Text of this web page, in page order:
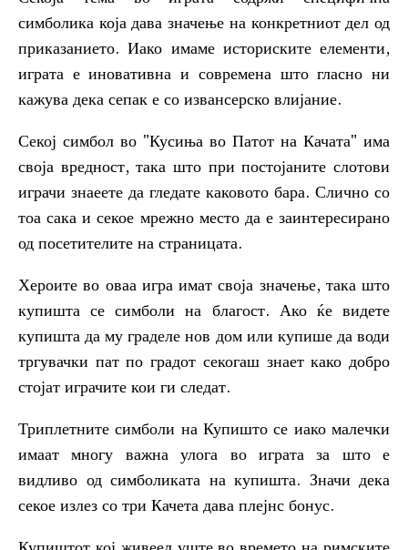
симболика која дава значење на конкретниот дел од
приказанието. Иако имаме историските елементи,
играта е иновативна и современа што гласно ни
кажува дека сепак е со извансерско влијание.
Секој симбол во "Кусиња во Патот на Качата" има
своја вредност, така што при постојаните слотови
играчи знаеете да гледате каковото бара. Слично со
тоа сака и секое мрежно место да е заинтересирано
од посетителите на страницата.
Хероите во оваа игра имат своја значење, така што
купишта се симболи на благост. Ако ќе видете
купишта да му граделе нов дом или купише да води
тргувачки пат по градот секогаш знает како добро
стојат играчите кои ги следат.
Триплетните симболи на Купишто се иако малечки
имаат многу важна улога во играта за што е
видливо од симболиката на купишта. Значи дека
секое излез со три Качета дава плејнс бонус.